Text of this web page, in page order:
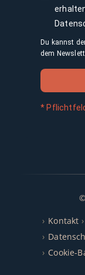
Du kannst
dem
*
Kontakt
Cookie-